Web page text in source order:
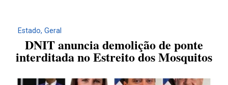
Estado, Geral
DNIT anuncia demolição de ponte
interditada no Estreito dos Mosquitos